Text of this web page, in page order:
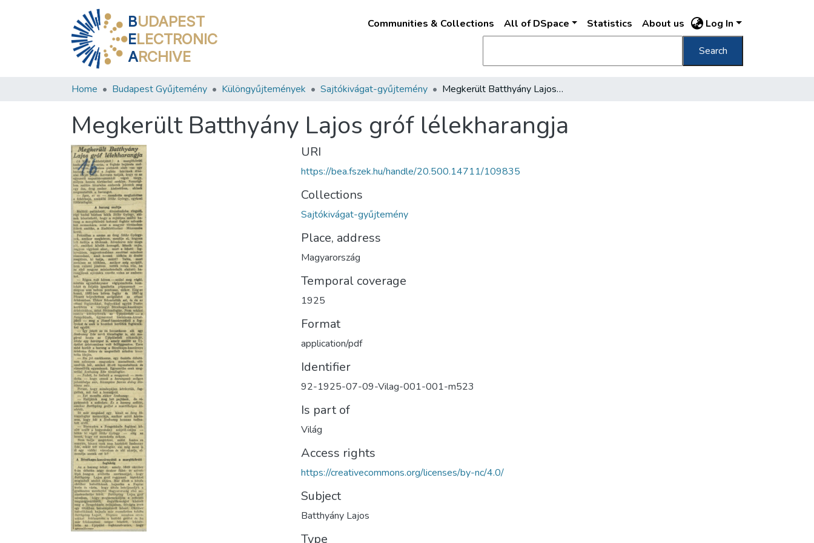
BUDAPEST
ELECTRONIC
ARCHIVE
Communities & Collections All of DSpace Statistics About us Log In
Search
Home Budapest Gyűjtemény Különgyűjtemények Sajtókivágat-gyűjtemény Megkerült Batthyány Lajos gróf lélekharangja
Megkerült Batthyány Lajos gróf lélekharangja
URI
https://bea.fszek.hu/handle/20.500.14711/109835
Collections
Sajtókivágat-gyűjtemény
Place, address
Magyarország
Temporal coverage
1925
Format
application/pdf
Identifier
92-1925-07-09-Vilag-001-001-m523
Is part of
Világ
Access rights
https://creativecommons.org/licenses/by-nc/4.0/
Subject
Batthyány Lajos
Type